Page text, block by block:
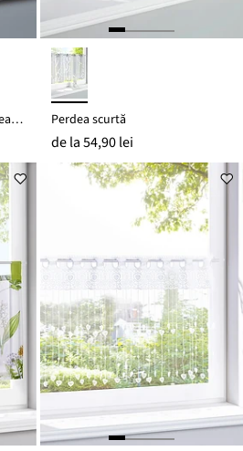
Perdeluță uni aplicată pe fereastră cu poliester reciclat Perdea scurtă
de la54,90 lei